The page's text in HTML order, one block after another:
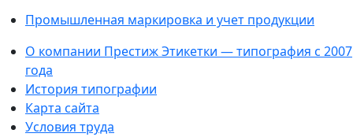
Промышленная маркировка и учет продукции
О компании Престиж Этикетки — типография с 2007
года
История типографии
Карта сайта
Условия труда